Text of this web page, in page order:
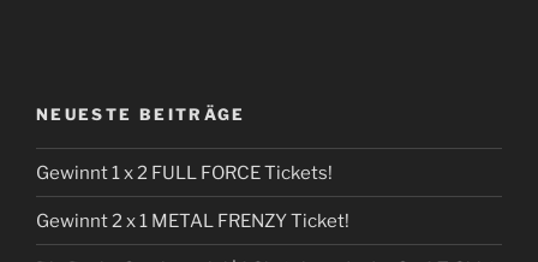
NEUESTE BEITRÄGE
Gewinnt 1 x 2 FULL FORCE Tickets!
Gewinnt 2 x 1 METAL FRENZY Ticket!